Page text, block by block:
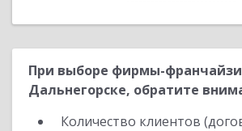
При выборе фирмы-
Дальнегорске, обратите
Количество клиентов